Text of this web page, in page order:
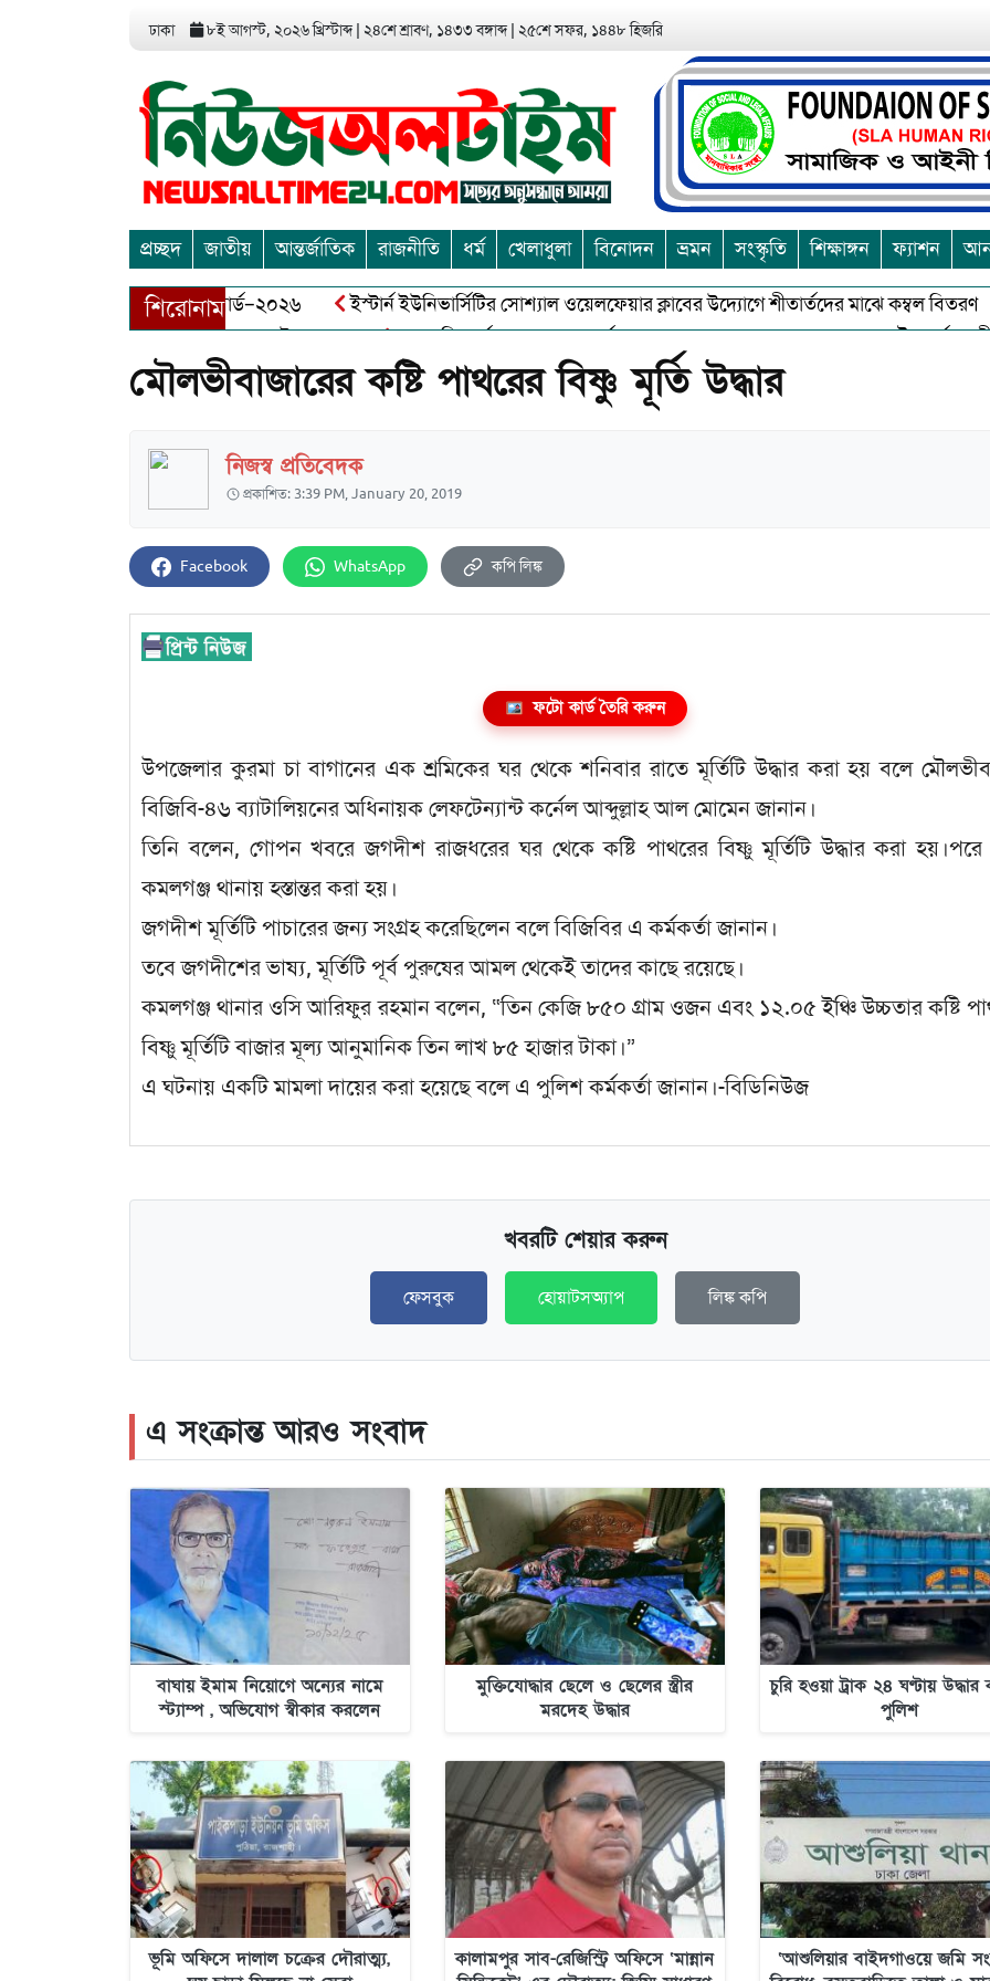
ঢাকা ৮ই আগস্ট, ২০২৬ খ্রিস্টাব্দ ২৪শে শ্রাবণ, ১৪৩৩ বঙ্গাব্দ ২৫শে সফর, ১৪৪৮ হিজরি
প্রচ্ছদ জাতীয় আন্তর্জাতিক রাজনীতি ধর্ম খেলাধুলা বিনোদন ভ্রমন সংস্কৃতি শিক্ষাঙ্গন ফ্যাশন
শিরোনাম
এন্ড এন্ট্রাপ্রেনিয়র অ্যাওয়ার্ড–২০২৬ ইস্টার্ন ইউনিভার্সিটির সোশ্যাল ওয়েলফেয়ার ক্লাবের উদ্যোগে শীতার্তদের মাঝে কম্বল বিতরণ
বীর মুক্তিযোদ্ধা আব্দুল খালেক এর ইন্তেকাল
আত্মশুদ্ধি অর্জন ও অশুভকে বর্জন করে সত্য,সুন্দরকে বরনে কলাপাড়ায় বৌদ্ধ ধর্মাবলম্বীদের
মৌলভীবাজারের কষ্টি পাথরের বিষ্ণু মূর্তি উদ্ধার
নিজস্ব প্রতিবেদক
প্রকাশিত: 3:39 PM, January 20, 2019
Facebook WhatsApp কপি লিঙ্ক
ফটো কার্ড তৈরি করুন
উপজেলার কুরমা চা বাগানের এক শ্রমিকের ঘর থেকে শনিবার রাতে মূর্তিটি উদ্ধার করা হয় বলে
বিজিবি-৪৬ ব্যাটালিয়নের অধিনায়ক লেফটেন্যান্ট কর্নেল আব্দুল্লাহ আল মোমেন জানান।
তিনি বলেন, গোপন খবরে জগদীশ রাজধরের ঘর থেকে কষ্টি পাথরের বিষ্ণু মূর্তিটি উদ্ধার করা হয়।পরে
কমলগঞ্জ থানায় হস্তান্তর করা হয়।
জগদীশ মূর্তিটি পাচারের জন্য সংগ্রহ করেছিলেন বলে বিজিবির এ কর্মকর্তা জানান।
তবে জগদীশের ভাষ্য, মূর্তিটি পূর্ব পুরুষের আমল থেকেই তাদের কাছে রয়েছে।
কমলগঞ্জ থানার ওসি আরিফুর রহমান বলেন, “তিন কেজি ৮৫০ গ্রাম ওজন এবং ১২.০৫ ইঞ্চি উচ্চতার কষ্টি
বিষ্ণু মূর্তিটি বাজার মূল্য আনুমানিক তিন লাখ ৮৫ হাজার টাকা।”
এ ঘটনায় একটি মামলা দায়ের করা হয়েছে বলে এ পুলিশ কর্মকর্তা জানান।-বিডিনিউজ
খবরটি শেয়ার করুন
ফেসবুক হোয়াটসঅ্যাপ লিঙ্ক কপি
এ সংক্রান্ত আরও সংবাদ
বাঘায় ইমাম নিয়োগে অন্যের নামে
স্ট্যাম্প , অভিযোগ স্বীকার করলেন
মুক্তিযোদ্ধার ছেলে ও ছেলের স্ত্রীর
মরদেহ উদ্ধার
চুরি হওয়া ট্রাক ২৪ ঘণ্টায়
পুলিশ
ভূমি অফিসে দালাল চক্রের দৌরাত্ম্য,
কালামপুর সাব-রেজিস্ট্রি অফিসে ‘মান্নান
‘আশুলিয়ার বাইদগাওয়ে জমি